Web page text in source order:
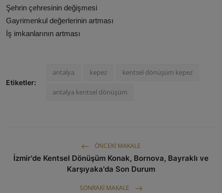
Şehrin çehresinin değişmesi
Gayrimenkul değerlerinin artması
İş imkanlarının artması
Etiketler:
antalya kepez kentsel dönüşüm kepez
antalya kentsel dönüşüm
ÖNCEKI MAKALE
İzmir'de Kentsel Dönüşüm Konak, Bornova, Bayraklı ve
Karşıyaka'da Son Durum
SONRAKI MAKALE